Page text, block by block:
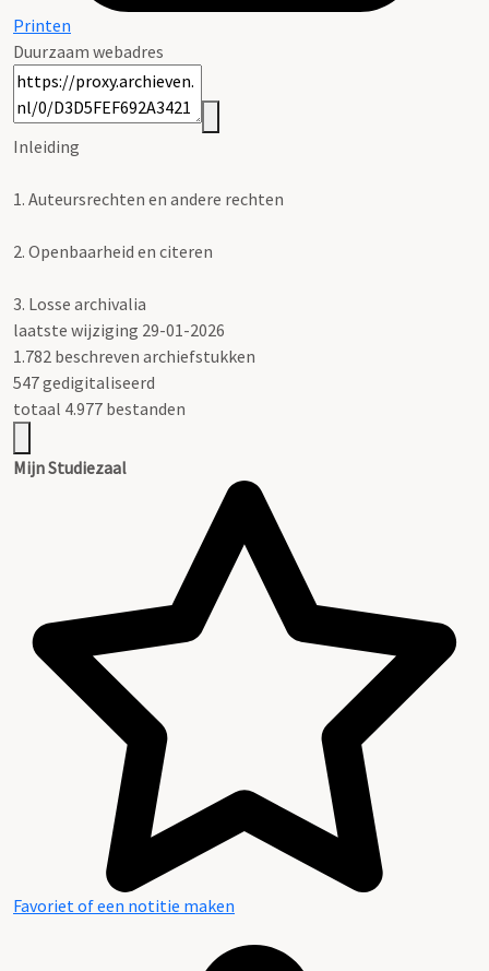
Printen
Duurzaam webadres
Inleiding
1. Auteursrechten en andere rechten
2. Openbaarheid en citeren
3. Losse archivalia
laatste wijziging 29-01-2026
1.782 beschreven archiefstukken
547 gedigitaliseerd
totaal 4.977 bestanden
Mijn Studiezaal
Favoriet of een notitie maken